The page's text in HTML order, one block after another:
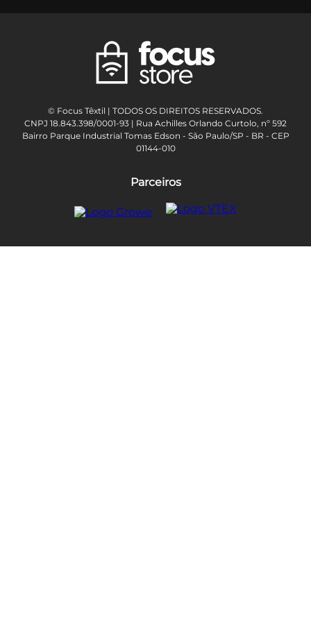
© Focus Têxtil | TODOS OS DIREITOS RESERVADOS.
CNPJ 18.843.398/0001-93 | Rua Achilles Orlando Curtolo, nº 592
Bairro Parque Industrial Tomas Edson - São Paulo/SP - BR - CEP
01144-010
Parceiros